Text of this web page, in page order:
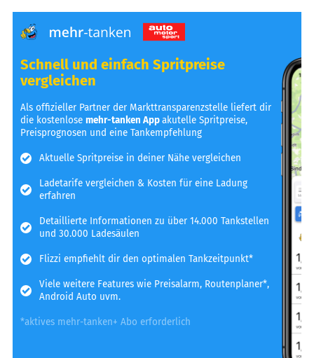
Schnell und einfach Spritpreise
vergleichen
Als offizieller Partner der Markttransparenzstelle liefert dir
die kostenlosemehr-tanken Appakutelle Spritpreise,
Preisprognosen und eine Tankempfehlung
Aktuelle Spritpreise in deiner Nähe vergleichen
Ladetarife vergleichen & Kosten für eine Ladung
erfahren
Detaillierte Informationen zu über 14.000 Tankstellen
und 30.000 Ladesäulen
Flizzi empfiehlt dir den optimalen Tankzeitpunkt*
Viele weitere Features wie Preisalarm, Routenplaner*,
Android Auto uvm.
*aktives mehr-tanken+ Abo erforderlich